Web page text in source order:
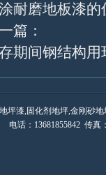
耐磨地板漆
篇：
期间钢结构
坪漆,固化剂地坪,金刚砂
电话：13681855842 传真